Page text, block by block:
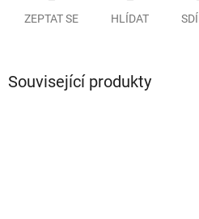
ZEPTAT SE HLÍDAT
Související produkty